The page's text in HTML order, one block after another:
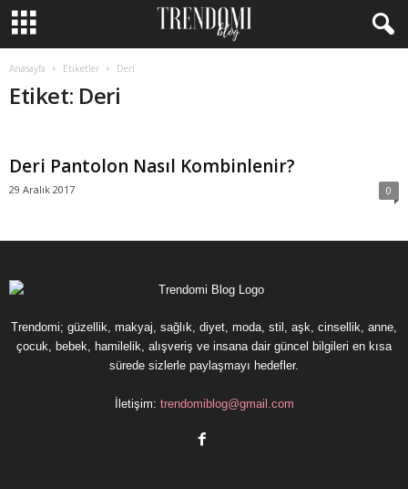
Anasayfa Etiketler Deri
Etiket: Deri
Deri Pantolon Nasıl Kombinlenir?
29 Aralık 2017 0
Trendomi; güzellik, makyaj, sağlık, diyet, moda, stil, aşk, cinsellik, anne,
çocuk, bebek, hamilelik, alışveriş ve insana dair güncel bilgileri en kısa
sürede sizlerle paylaşmayı hedefler.
İletişim: trendomiblog@gmail.com